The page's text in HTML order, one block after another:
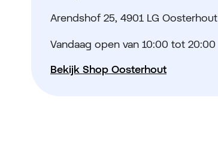
Arendshof 25, 4901 LG Oosterhout
Vandaag open van 10:00 tot 20:00
Bekijk Shop Oosterhout